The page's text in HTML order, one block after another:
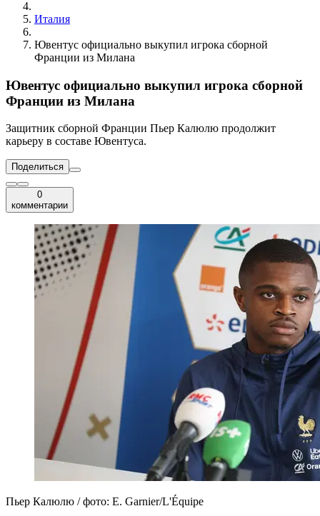
Италия
Ювентус официально выкупил игрока сборной
Франции из Милана
Ювентус официально выкупил игрока сборной
Франции из Милана
Защитник сборной Франции Пьер Калюлю продолжит
карьеру в составе Ювентуса.
Поделиться
0
комментарии
Пьер Калюлю / фото: E. Garnier/L'Équipe